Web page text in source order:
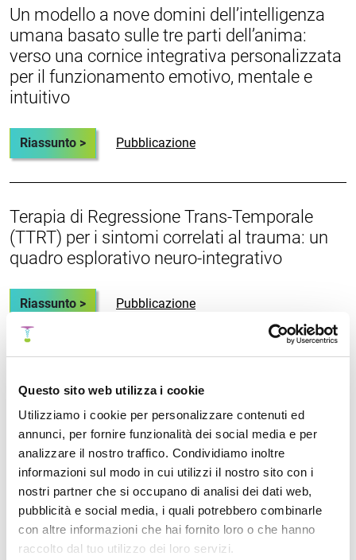
Questo sito web utilizza i cookie
Utilizziamo i cookie per personalizzare contenuti ed
annunci, per fornire funzionalità dei social media e per
analizzare il nostro traffico. Condividiamo inoltre
informazioni sul modo in cui utilizzi il nostro sito con i
nostri partner che si occupano di analisi dei dati web,
pubblicità e social media, i quali potrebbero combinarle
con altre informazioni che hai fornito loro o che hanno
raccolto dal tuo utilizzo dei loro servizi.
Un modello a nove domini dell’intelligenza
umana basato sulle tre parti dell’anima:
verso una cornice integrativa personalizzata
per il funzionamento emotivo, mentale e
intuitivo
Riassunto > Pubblicazione
Terapia di Regressione Trans-Temporale
(TTRT) per i sintomi correlati al trauma: un
quadro esplorativo neuro-integrativo
Riassunto > Pubblicazione
(FEEL): un quadro somatico per completare
il ciclo dello stress nella paura correlata al
trauma
Riassunto > Pubblicazione